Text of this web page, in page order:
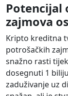
Potencijal
zajmova
Kripto kreditna
potrošačkih
snažno rasti
dosegnuti 1
zaduživanje uz